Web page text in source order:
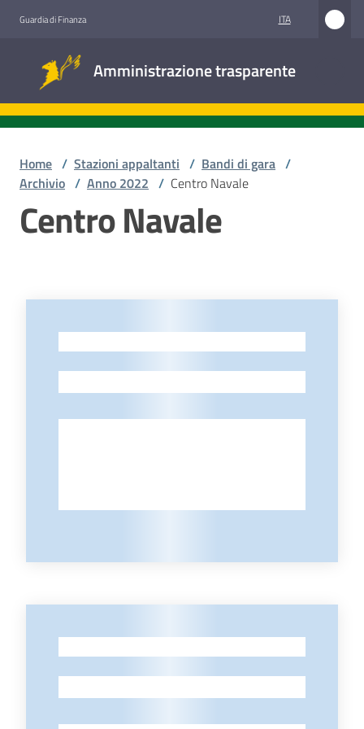
Guardia di Finanza ITA
Amministrazione trasparente
trasparente
Accesso
civico
appaltanti
Home / Stazioni appaltanti / Bandi di gara /
Archivio / Anno 2022 / Centro Navale
Centro Navale
-
-